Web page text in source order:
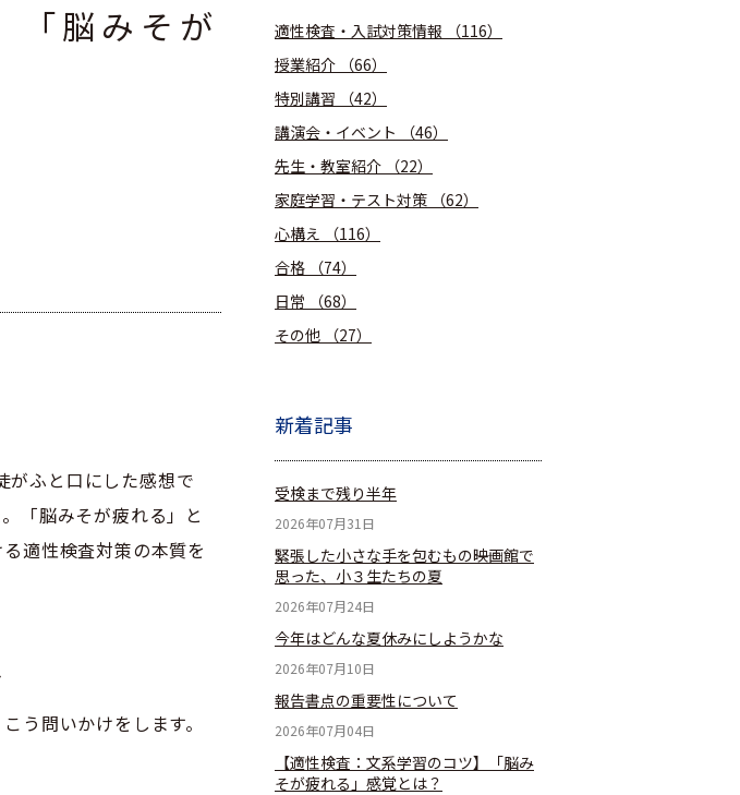
「脳みそが
がふと口にした感想で
「脳みそが疲れる」と
適性検査対策の本質を
う問いかけをします。
適性検査・入試対策情報
（116）
授業紹介
（66）
特別講習
（42）
講演会・イベント
（46）
先生・教室紹介
（22）
家庭学習・テスト対策
（62）
心構え
（116）
合格
（74）
日常
（68）
その他
（27）
新着記事
受検まで残り半年
2026年07月31日
緊張した小さな手を包むもの――映画館で
思った、小３生たちの夏
2026年07月24日
今年はどんな夏休みにしようかな
2026年07月10日
報告書点の重要性について
2026年07月04日
【適性検査：文系学習のコツ】「脳み
そが疲れる」感覚とは？